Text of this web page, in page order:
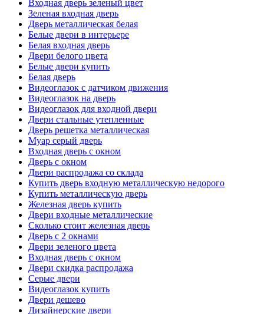
Входная дверь зеленый цвет
Зеленая входная дверь
Дверь металлическая белая
Белые двери в интерьере
Белая входная дверь
Двери белого цвета
Белые двери купить
Белая дверь
Видеоглазок с датчиком движения
Видеоглазок на дверь
Видеоглазок для входной двери
Двери стальные утепленные
Дверь решетка металлическая
Муар серый дверь
Входная дверь с окном
Дверь с окном
Двери распродажа со склада
Купить дверь входную металлическую недорого
Купить металлическую дверь
Железная дверь купить
Двери входные металлические
Сколько стоит железная дверь
Дверь с 2 окнами
Двери зеленого цвета
Входная дверь с окном
Двери скидка распродажа
Серые двери
Видеоглазок купить
Двери дешево
Дизайнерские двери